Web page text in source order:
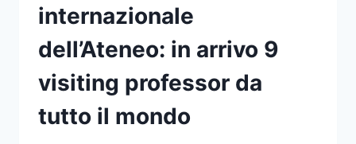
VISITING
PROFESSOR
RESEARCHER
DI
internazionale
dell’Ateneo: in arrivo 9
visiting professor da
tutto il mondo